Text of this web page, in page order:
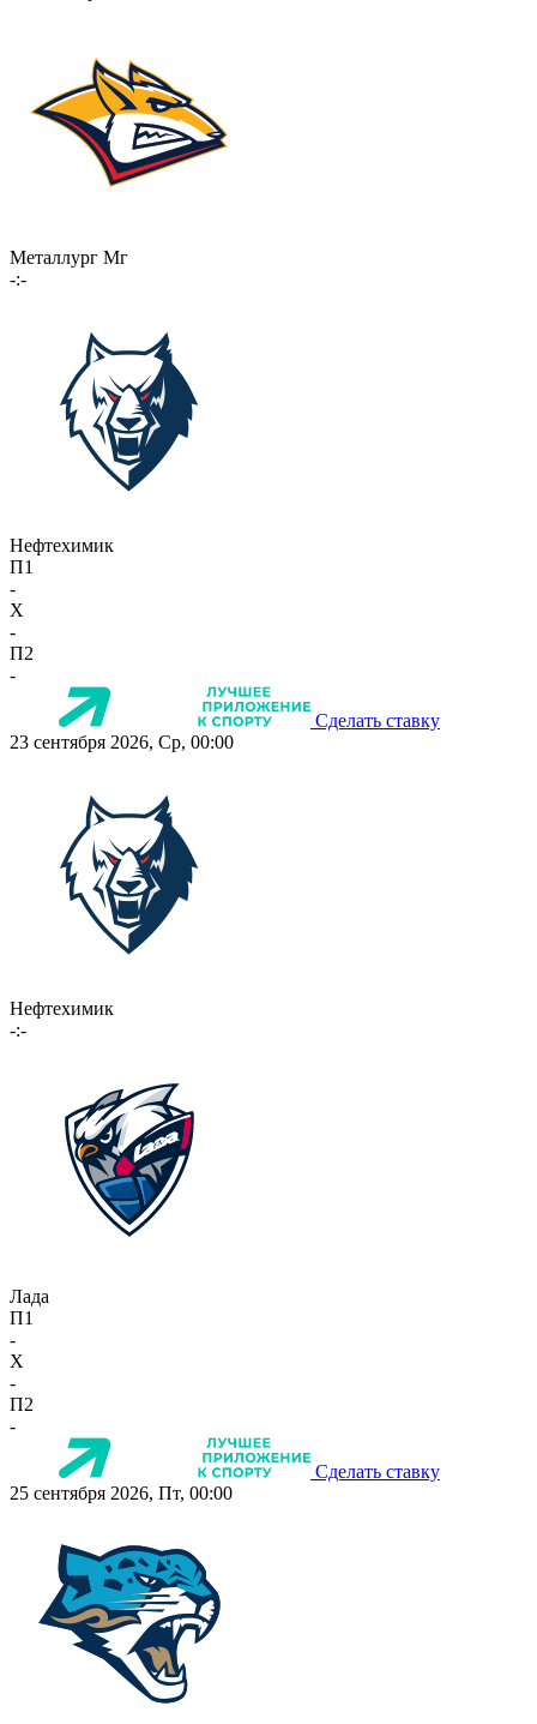
Металлург Мг
-:-
Нефтехимик
П1
-
X
-
П2
-
Сделать ставку
23 сентября 2026, Ср, 00:00
Нефтехимик
-:-
Лада
П1
-
X
-
П2
-
Сделать ставку
25 сентября 2026, Пт, 00:00